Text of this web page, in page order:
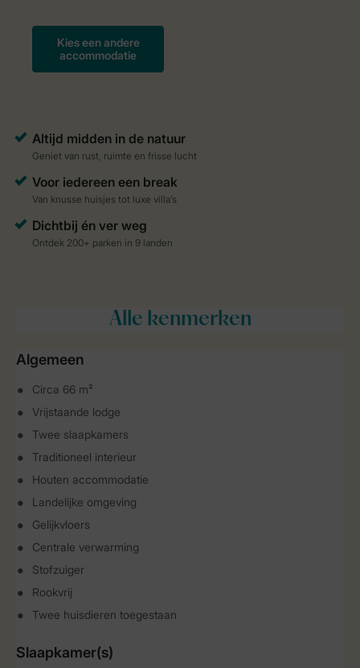
Alle kenmerken
Algemeen
Circa 66 m²
Vrijstaande lodge
Twee slaapkamers
Traditioneel interieur
Houten accommodatie
Landelijke omgeving
Gelijkvloers
Centrale verwarming
Stofzuiger
Rookvrij
Twee huisdieren toegestaan
Slaapkamer(s)